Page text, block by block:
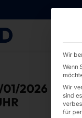
NRF 2026 -
01/2026
Wir
Wenn
Wir
sind
für